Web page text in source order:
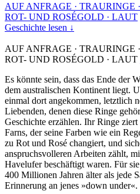
AUF ANFRAGE · TRAURINGE ·
ROT- UND ROSÉGOLD · LAUT
Geschichte lesen ↓
AUF ANFRAGE · TRAURINGE ·
ROT- UND ROSÉGOLD · LAUT
Es könnte sein, dass das Ende der
dem australischen Kontinent liegt.
einmal dort angekommen, letztlich
Liebenden, denen diese Ringe
Geschichte erzählen. Ihr Ringe
Farns, der seine Farben wie ein
zu Rot und Rosé changiert, und
anspruchsvolleren Arbeiten zählt,
Havelufer beschäftigt waren. Für
400 Millionen Jahren älter als jede
Erinnerung an jenes »down under«.